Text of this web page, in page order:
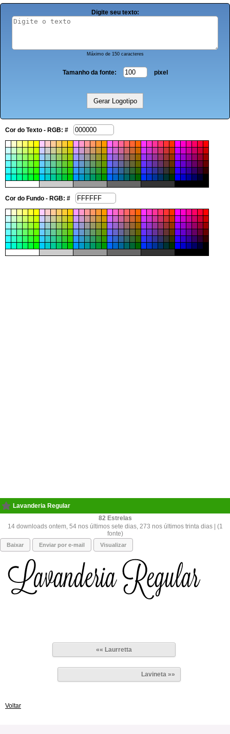
Digite seu texto:
Máximo de 150 caracteres
Tamanho da fonte: pixel
Cor do Texto - RGB: #
Cor do Fundo - RGB: #
Lavanderia Regular
82
14 downloads ontem, 54 nos últimos sete dias, 273 nos últimos trinta dias | (1
fonte)
Baixar Enviar por e-mail Visualizar
«« Laurretta
Lavineta »»
Voltar